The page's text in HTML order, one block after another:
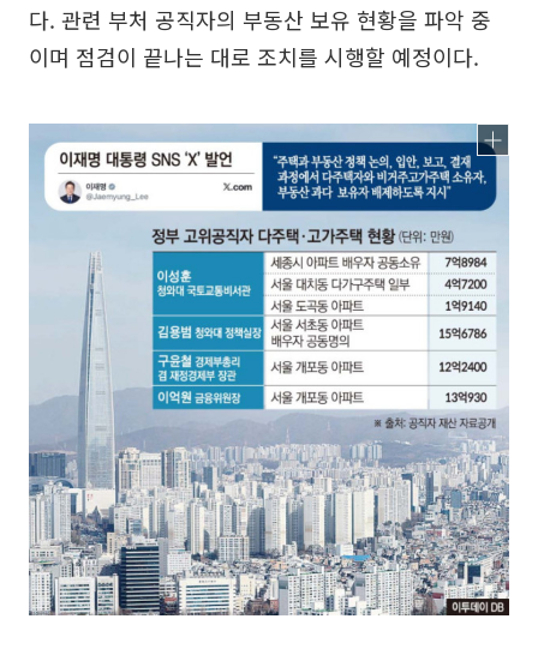
다. 관련 부처 공직자의 부동산 보유 현황을 파악 중
이며 점검이 끝나는 대로 조치를 시행할 예정이다.